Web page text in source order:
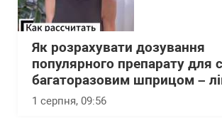
Як розрахувати дозування
популярного препарату для
багаторазовим шприцом –
1 серпня, 09:56